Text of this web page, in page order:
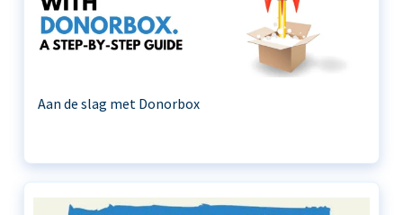
Aan de slag met Donorbox